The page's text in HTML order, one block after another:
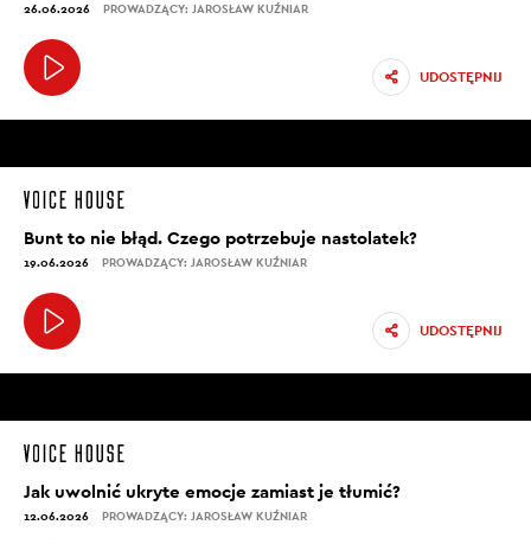
26.06.2026 PROWADZĄCY: JAROSŁAW KUŹNIAR
UDOSTĘPNIJ
Bunt to nie błąd. Czego potrzebuje nastolatek?
19.06.2026 PROWADZĄCY: JAROSŁAW KUŹNIAR
UDOSTĘPNIJ
Jak uwolnić ukryte emocje zamiast je tłumić?
12.06.2026 PROWADZĄCY: JAROSŁAW KUŹNIAR